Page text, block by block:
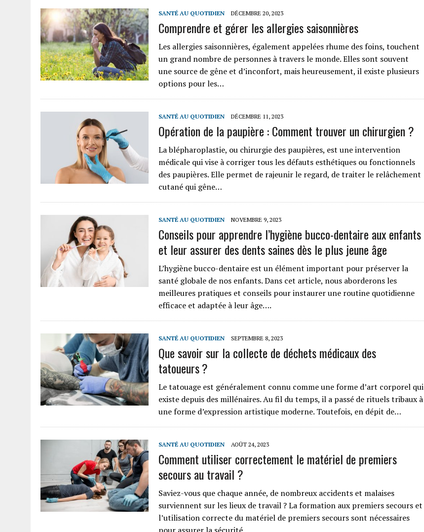
SANTÉ AU QUOTIDIEN DÉCEMBRE 20, 2023
Comprendre et gérer les allergies saisonnières
Les allergies saisonnières, également appelées rhume des foins, touchent
un grand nombre de personnes à travers le monde. Elles sont souvent
une source de gêne et d’inconfort, mais heureusement, il existe plusieurs
options pour les…
SANTÉ AU QUOTIDIEN DÉCEMBRE 11, 2023
Opération de la paupière : Comment trouver un chirurgien ?
La blépharoplastie, ou chirurgie des paupières, est une intervention
médicale qui vise à corriger tous les défauts esthétiques ou fonctionnels
des paupières. Elle permet de rajeunir le regard, de traiter le relâchement
cutané qui gêne…
SANTÉ AU QUOTIDIEN NOVEMBRE 9, 2023
Conseils pour apprendre l’hygiène bucco-dentaire aux enfants
et leur assurer des dents saines dès le plus jeune âge
L’hygiène bucco-dentaire est un élément important pour préserver la
santé globale de nos enfants. Dans cet article, nous aborderons les
meilleures pratiques et conseils pour instaurer une routine quotidienne
efficace et adaptée à leur âge….
SANTÉ AU QUOTIDIEN SEPTEMBRE 8, 2023
Que savoir sur la collecte de déchets médicaux des
tatoueurs ?
Le tatouage est généralement connu comme une forme d’art corporel qui
existe depuis des millénaires. Au fil du temps, il a passé de rituels tribaux à
une forme d’expression artistique moderne. Toutefois, en dépit de…
SANTÉ AU QUOTIDIEN AOÛT 24, 2023
Comment utiliser correctement le matériel de premiers
secours au travail ?
Saviez-vous que chaque année, de nombreux accidents et malaises
surviennent sur les lieux de travail ? La formation aux premiers secours et
l’utilisation correcte du matériel de premiers secours sont nécessaires